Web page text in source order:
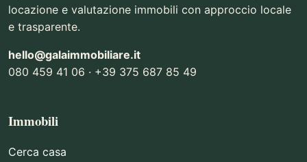
locazione e valutazione immobili con approccio locale
e trasparente.
hello@galaimmobiliare.it
080 459 41 06 · +39 375 687 85 49
Immobili
Cerca casa